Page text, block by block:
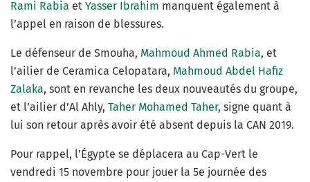
Rami Rabia et Yasser Ibrahim manquent également à
l’appel en raison de blessures.
Le défenseur de Smouha, Mahmoud Ahmed Rabia, et
l’ailier de Ceramica Celopatara, Mahmoud Abdel Hafiz
Zalaka, sont en revanche les deux nouveautés du groupe,
et l’ailier d’Al Ahly, Taher Mohamed Taher, signe quant à
lui son retour après avoir été absent depuis la CAN 2019.
Pour rappel, l’Égypte se déplacera au Cap-Vert le
vendredi 15 novembre pour jouer la 5e journée des